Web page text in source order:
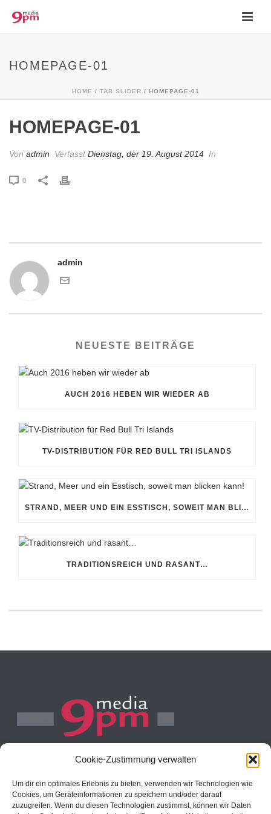
Cookie-Zustimmung verwalten
Um dir ein optimales Erlebnis zu bieten, verwenden wir Technologien wie
Cookies, um Geräteinformationen zu speichern und/oder darauf
zuzugreifen. Wenn du diesen Technologien zustimmst, können wir Daten
HOMEPAGE-01
HOME / TAB SLIDER / HOMEPAGE-01
HOMEPAGE-01
Von admin VerfasstDienstag, der 19. August 2014 In
0
admin
NEUESTE BEITRÄGE
AUCH 2016 HEBEN WIR WIEDER AB
TV-DISTRIBUTION FÜR RED BULL TRI ISLANDS
STRAND, MEER UND EIN ESSTISCH, SOWEIT MAN BLICKEN KANN!
TRADITIONSREICH UND RASANT…
20457 Hamburg
E-Mail: info[at]9pm-media.com